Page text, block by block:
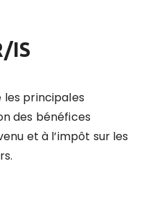
IS
les principales
des bénéfices
et à l’impôt sur les